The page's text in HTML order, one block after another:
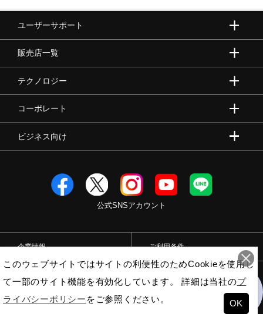
絞り込み
ユーザーサポート
販売店一覧
テクノロジー
コーポレート
ビジネス向け
公式SNSアカウント
企業情報 ご利用条件
© Mizuno Corporation OK
このウェブサイトではサイトの利便性のためCookieを使用し
て一部のサイト機能を有効化しています。 詳細は当社のプ
ライバシーポリシー をご参照ください。